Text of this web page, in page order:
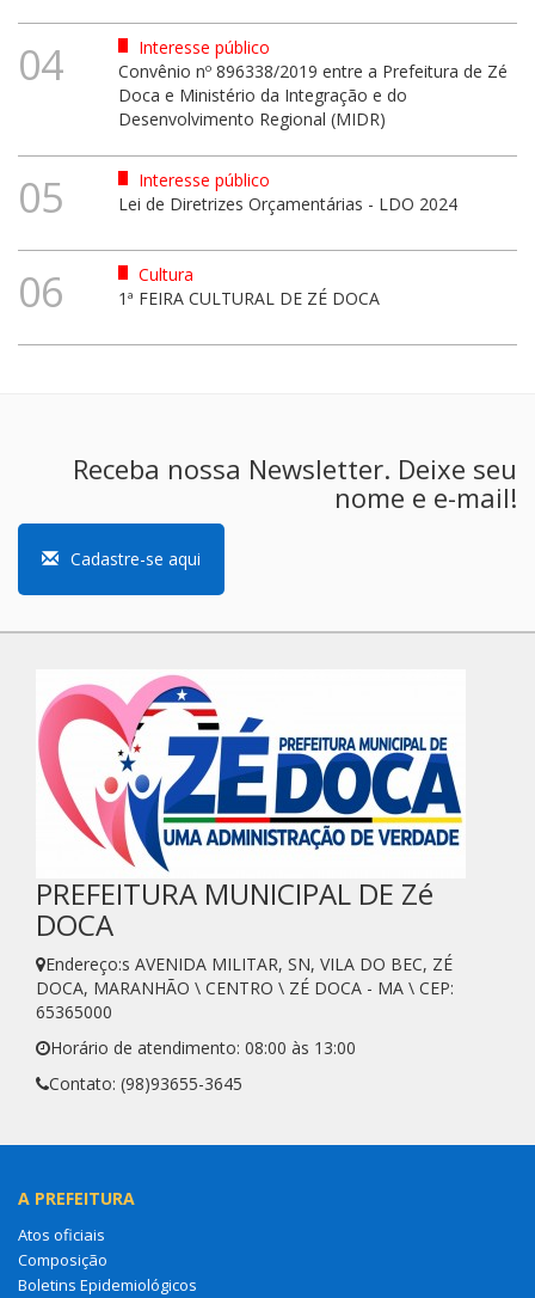
04
Interesse público
Convênio nº 896338/2019 entre a Prefeitura de Zé
Doca e Ministério da Integração e do
Desenvolvimento Regional (MIDR)
05
Interesse público
Lei de Diretrizes Orçamentárias - LDO 2024
06
Cultura
1ª FEIRA CULTURAL DE ZÉ DOCA
Receba nossa Newsletter. Deixe seu
nome e e-mail!
Cadastre-se aqui
PREFEITURA MUNICIPAL DE Zé
DOCA
Endereço:s AVENIDA MILITAR, SN, VILA DO BEC, ZÉ
DOCA, MARANHÃO \ CENTRO \ ZÉ DOCA - MA \ CEP:
65365000
Horário de atendimento: 08:00 às 13:00
Contato: (98)93655-3645
A PREFEITURA
Atos oficiais
Composição
Boletins Epidemiológicos